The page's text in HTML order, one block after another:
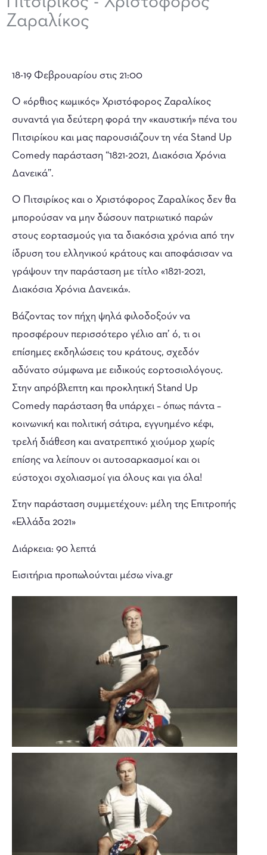
Ζαραλίκος
18-19 Φεβρουαρίου στις 21:00
Ο «όρθιος κωμικός» Χριστόφορος Ζαραλίκος
συναντά για δεύτερη φορά την «καυστική» πένα του
Πιτσιρίκου και μας παρουσιάζουν τη νέα Stand Up
Comedy παράσταση “1821-2021, Διακόσια Χρόνια
Δανεικά”.
Ο Πιτσιρίκος και ο Χριστόφορος Ζαραλίκος δεν θα
μπορούσαν να μην δώσουν πατριωτικό παρών
στους εορτασμούς για τα διακόσια χρόνια από την
ίδρυση του ελληνικού κράτους και αποφάσισαν να
γράψουν την παράσταση με τίτλο «1821-2021,
Διακόσια Χρόνια Δανεικά».
Βάζοντας τον πήχη ψηλά φιλοδοξούν να
προσφέρουν περισσότερο γέλιο απ’ ό, τι οι
επίσημες εκδηλώσεις του κράτους, σχεδόν
αδύνατο σύμφωνα με ειδικούς εορτοσιολόγους.
Στην απρόβλεπτη και προκλητική Stand Up
Comedy παράσταση θα υπάρχει – όπως πάντα –
κοινωνική και πολιτική σάτιρα, εγγυημένο κέφι,
τρελή διάθεση και ανατρεπτικό χιούμορ χωρίς
επίσης να λείπουν οι αυτοσαρκασμοί και οι
εύστοχοι σχολιασμοί για όλους και για όλα!
Στην παράσταση συμμετέχουν: μέλη της Επιτροπής
«Ελλάδα 2021»
Διάρκεια: 90 λεπτά
Εισιτήρια προπωλούνται μέσω viva.gr